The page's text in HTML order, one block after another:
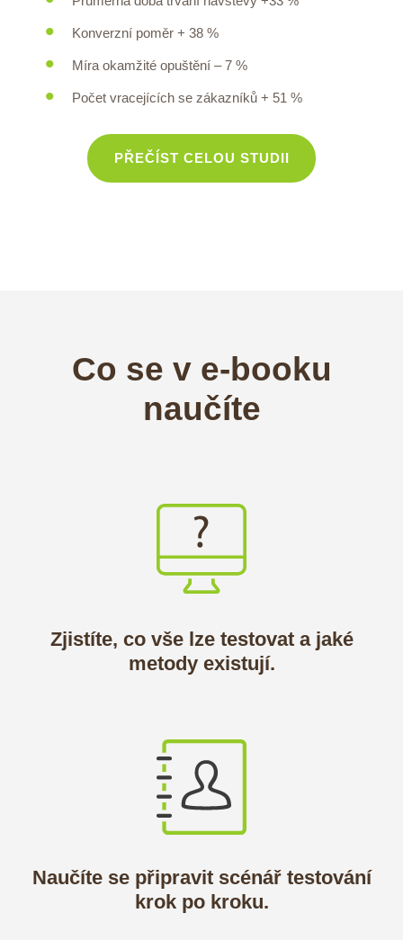
Konverzní poměr + 38 %
Míra okamžité opuštění – 7 %
Počet vracejících se zákazníků + 51 %
PŘEČÍST CELOU STUDII
Co se v e-booku
naučíte
Zjistíte, co vše lze testovat a jaké
metody existují.
Naučíte se připravit scénář testování
krok po kroku.